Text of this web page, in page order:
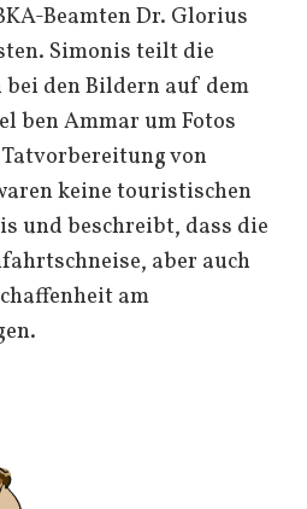
Beamten Dr. Glorius
Simonis teilt die
bei den Bildern auf dem
ben Ammar um Fotos
von
keine touristischen
und beschreibt, dass die
aber auch
am